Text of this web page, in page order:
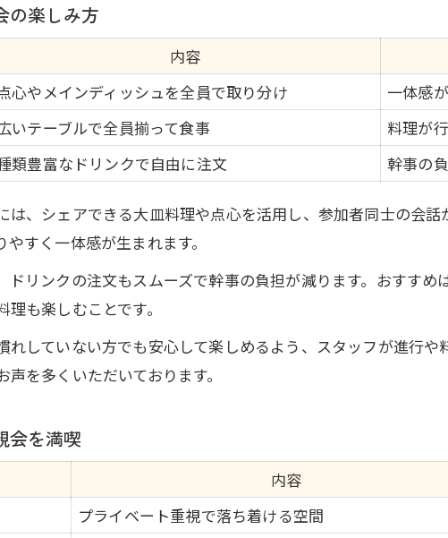
春日部で注目の中華打ち上げ体験
参加者が喜ぶ中華宴会の秘訣
シェアできる中華料理で団結を深める夜
シェア中華で団結力を高めるコツ
みんなで楽しむ中華宴会メニュー表
大皿中華で盛り上がる打ち上げの夜
春日部で味わうシェア中華の魅力
中華料理で仲間との絆を深める方法
の楽しみ方
内容
心やメインディッシュを全員で取り分け
一体感
いテーブルで全員揃って食事
料理が
類豊富なドリンクで自由に注文 幹事の
は、シェアできる大皿料理や点心を活用し、参加者同士の会
すく一体感が生まれます。
ドリンクの注文もスムーズで幹事の負担が減ります。おすす
も楽しむことです。
れしていない方でも安心して楽しめるよう、スタッフが進行
を多くいただいております。
会を満喫
内容
プライベート重視で落ち着ける空間
ご予約はこちら
ご予約はこちら